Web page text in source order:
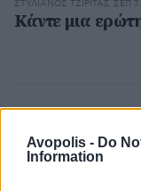
Avopolis - Do
Information
ΣΤΥΛΙΑΝΌΣ ΤΖΙΡΊΤΑΣ ΣΕΠ
Κάντε μια
ΣΤΥΛΙΑΝΌΣ ΤΖΙΡΊΤΑΣ ΣΕΠ